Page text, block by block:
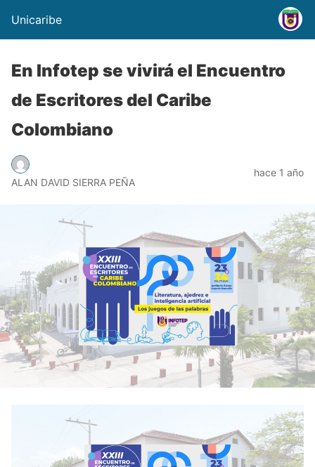
Unicaribe
En Infotep se vivirá el Encuentro
de Escritores del Caribe
Colombiano
ALAN DAVID SIERRA PEÑA
hace 1 año